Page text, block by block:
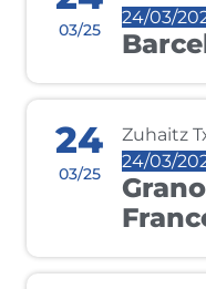
03/25
24/03/
24
03/25
Zuhaitz
24/03/